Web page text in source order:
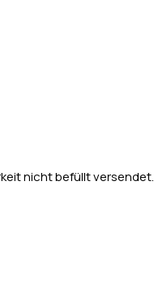
nicht befüllt versendet.